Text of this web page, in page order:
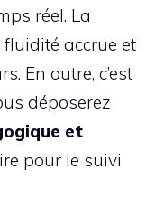
réel. La
accrue et
En outre, c’est
déposerez
et
pour le suivi